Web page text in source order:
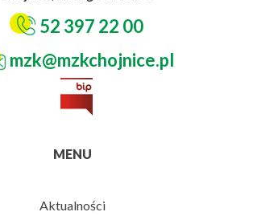
52 397 22 00
mzk@mzkchojnice.pl
MENU
Aktualności